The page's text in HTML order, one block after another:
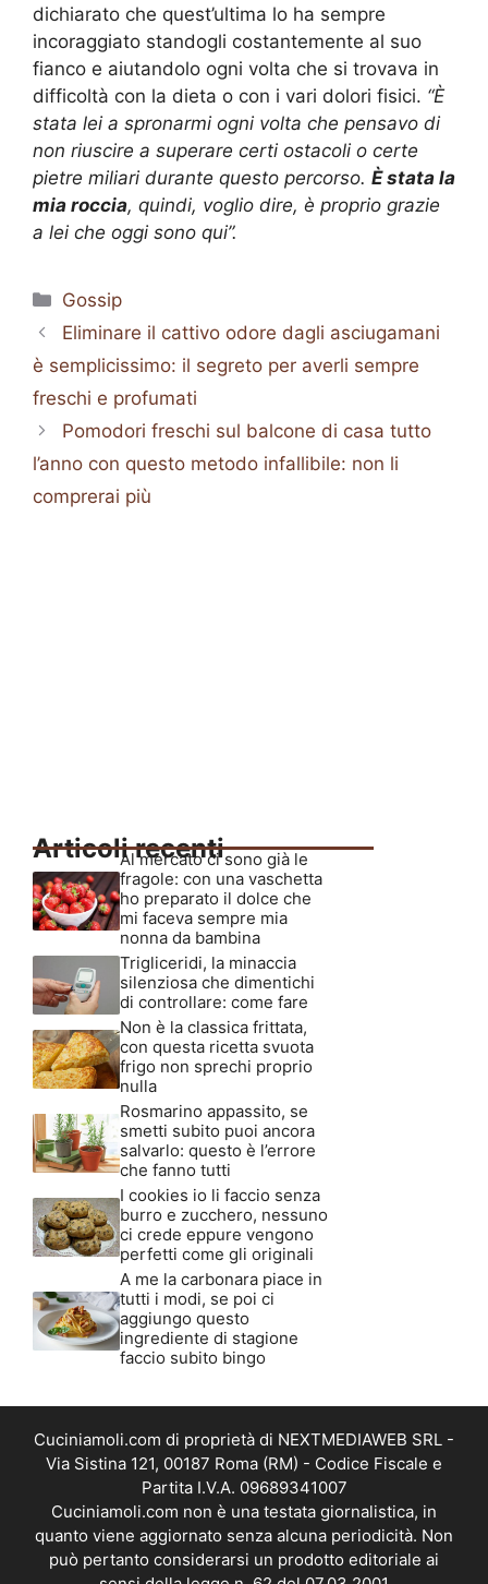
dichiarato che quest’ultima lo ha sempre
incoraggiato standogli costantemente al suo
fianco e aiutandolo ogni volta che si trovava in
difficoltà con la dieta o con i vari dolori fisici. “È
stata lei a spronarmi ogni volta che pensavo di
non riuscire a superare certi ostacoli o certe
pietre miliari durante questo percorso. È stata la
mia roccia, quindi, voglio dire, è proprio grazie
a lei che oggi sono qui”.
Categorie
Gossip
Eliminare il cattivo odore dagli asciugamani
è semplicissimo: il segreto per averli sempre
freschi e profumati
Pomodori freschi sul balcone di casa tutto
l’anno con questo metodo infallibile: non li
comprerai più
Articoli recenti
Al mercato ci sono già le
fragole: con una vaschetta
ho preparato il dolce che
mi faceva sempre mia
nonna da bambina
Trigliceridi, la minaccia
silenziosa che dimentichi
di controllare: come fare
Non è la classica frittata,
con questa ricetta svuota
frigo non sprechi proprio
nulla
Rosmarino appassito, se
smetti subito puoi ancora
salvarlo: questo è l’errore
che fanno tutti
I cookies io li faccio senza
burro e zucchero, nessuno
ci crede eppure vengono
perfetti come gli originali
A me la carbonara piace in
tutti i modi, se poi ci
aggiungo questo
ingrediente di stagione
faccio subito bingo
Cuciniamoli.com di proprietà di NEXTMEDIAWEB SRL -
Via Sistina 121, 00187 Roma (RM) - Codice Fiscale e
Partita I.V.A. 09689341007
Cuciniamoli.com non è una testata giornalistica, in
quanto viene aggiornato senza alcuna periodicità. Non
può pertanto considerarsi un prodotto editoriale ai